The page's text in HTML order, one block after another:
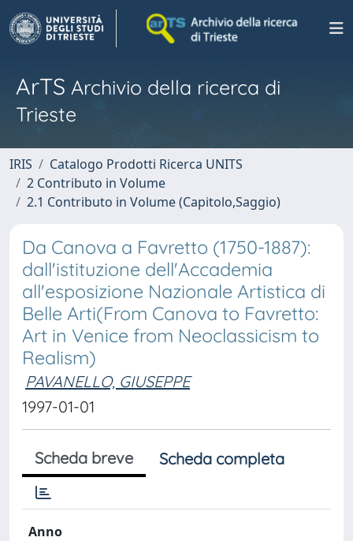
ArTS Archivio della ricerca di
Trieste
IRIS
Catalogo Prodotti Ricerca UNITS
2 Contributo in Volume
2.1 Contributo in Volume (Capitolo,Saggio)
Da Canova a Favretto (1750-1887):
dall'istituzione dell'Accademia
all'esposizione Nazionale Artistica di
Belle Arti(From Canova to Favretto:
Art in Venice from Neoclassicism to
Realism)
PAVANELLO, GIUSEPPE
1997-01-01
Scheda breve Scheda completa
Anno